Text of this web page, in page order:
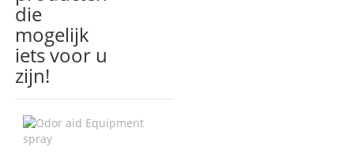
die
mogelijk
iets voor u
zijn!